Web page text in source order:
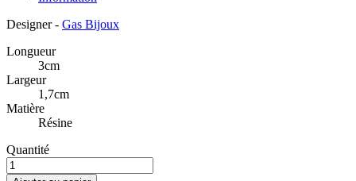
Designer - Gas Bijoux
Longueur
3cm
Largeur
1,7cm
Matière
Résine
Quantité